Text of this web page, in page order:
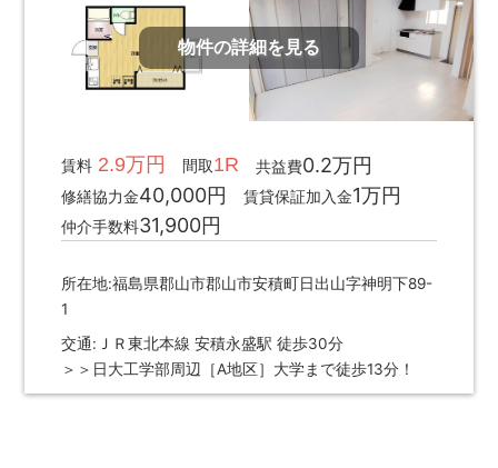
物件の詳細を見る
賃料2.9万円 間取1R 共益費0.2万円
修繕協力金40,000円 賃貸保証加入金1万円
仲介手数料31,900円
所在地:福島県郡山市郡山市安積町日出山字神明下89-
1
交通:ＪＲ東北本線 安積永盛駅 徒歩30分
＞＞日大工学部周辺［A地区］大学まで徒歩13分！